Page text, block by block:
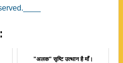
"अलक" सृष्टि उत्थान है माँ।